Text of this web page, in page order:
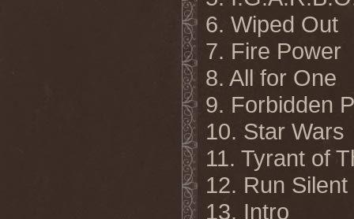
6. Wiped Out
7. Fire Power
8. All for One
9. Forbidden
10. Star Wars
11. Tyrant of
12. Run
13. Intro